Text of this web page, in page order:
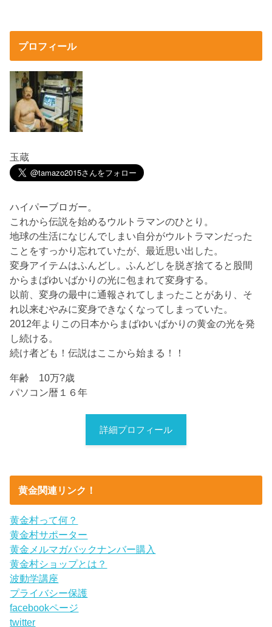
プロフィール
玉蔵
ハイパーブロガー。
これから伝説を始めるウルトラマンのひとり。
地球の生活になじんでしまい自分がウルトラマンだった
ことをすっかり忘れていたが、最近思い出した。
変身アイテムはふんどし。ふんどしを脱ぎ捨てると股間
からまばゆいばかりの光に包まれて変身する。
以前、変身の最中に通報されてしまったことがあり、そ
れ以来むやみに変身できなくなってしまっていた。
2012年よりこの日本からまばゆいばかりの黄金の光を発
し続ける。
続け者ども！伝説はここから始まる！！
年齢 10万?歳
パソコン暦１６年
詳細プロフィール
黄金関連リンク！
黄金村って何？
黄金村サポーター
黄金メルマガバックナンバー購入
黄金村ショップとは？
波動学講座
プライバシー保護
facebookページ
twitter